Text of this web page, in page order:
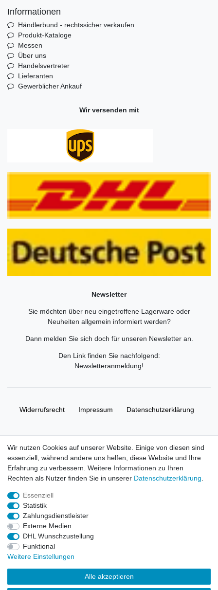
Informationen
Händlerbund - rechtssicher verkaufen
Produkt-Kataloge
Messen
Über uns
Handelsvertreter
Lieferanten
Gewerblicher Ankauf
Wir versenden mit
Newsletter
Sie möchten über neu eingetroffene Lagerware oder
Neuheiten allgemein informiert werden?
Dann melden Sie sich doch für unseren Newsletter an.
Den Link finden Sie nachfolgend:
Newsletteranmeldung!
Widerrufs­recht Impressum Daten­schutz­erklärung
© Copyright 2026 | Alle Rechte vorbehalten. HL-
Handelsgesellschaft mbH.
Alle Markennamen, Warenzeichen sowie sämtliche Produktbilder
und Beschreibungen sind Eigentum Ihrer rechtmäßigen
Eigentümer und dienen hier nur der Beschreibung.
Preise nur für registrierte Händler, ansonsten zeigt der Shop 0,00
€
LEGO, das LEGO Logo, die Minifigur, DUPLO, LEGENDS OF
CHIMA, NINJAGO, BIONICLE, MINDSTORMS und MIXELS sind
Wir nutzen Cookies auf unserer Website. Einige von diesen sind
essenziell, während andere uns helfen, diese Website und Ihre
Erfahrung zu verbessern. Weitere Informationen zu Ihren
Rechten als Nutzer finden Sie in unserer Daten­schutz­erklärung
Essenziell
Statistik
Zahlungsdienstleister
Externe Medien
DHL Wunschzustellung
Funktional
Weitere Einstellungen
Alle akzeptieren